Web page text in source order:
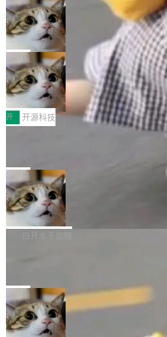
现实 过去两年，CIO们的焦虑清单上多了
一是如何让大模型和智能体应用安全地从
向生产，二是如何让测试团队跟得上AI应
设置，如果用布尔值 + 可空字段来表示
ean 表示是否可切换，nullable 的默认模
色方案、深色方案——会产生大量无意义
合。方案缺了、配置冲突了、全 null 了。
哪些组合有效，作者说，你得靠"文档、校
者部落知识"。 换个写法。Rust 的 enum
变体：Switchable...
个"AI 知识库 + 聊天机器人"——每个大厂
做，没什么新鲜的。 但 Kenton Varda 在
r 上把事情说清楚了： 今天我们发布了
re OS，一个带连接器的聊天机器人，跟
有科技公司做的一样。只不过，实际上它
样。这是 Sandstorm.io 的重制版，我十
那个创业公司。不同的是，这次它构建在
lare Workers 上——我花了九年时间搭建
——并且深度集成了 AI。这基本上是我十
Deno 团队开源 Celld，可自托管的分
布式 Durable Objects
Ryan Dahl 领导的 Deno 团队推出了最新
目 Celld，一个能在自己机器上运行
Workers 和 Durable Objects 的守护进程
计思路很直接：每个对象是一个独立的
数据库，按名称寻址，复制到你自己的
存储库里。节点之间只通过这个存储库
没有控制平面，没有共识协议。每个对象
个小型数据库，应用天然按分片构建，单
库的竞争和爆炸半径问题在设计层面就被
了。 闲置的 cell 会休眠到几乎不占资源
l 迁移或唤醒时，新宿主从 S3 恢复
库继续执行。存储库是持久化的唯一真相...
局
鲁大师7月新机性能/流畅/AI榜：vivo
性能、流畅双第一，三星Galaxy Z系列
新折叠缺席
2026年7月的手机市场，由于存储等硬件
增，手机厂商的日子也不好过啊，新机速
放缓，因此硝烟味淡了许多。新机参数规
高价的三星折叠（三星Galaxy Z Fold8
Fold8 / Z Flip8）外，其余要么是中低端
例如iQOO Z11i、REDMI Note 17、
te 17 Pro、OPPO K15，要么是vivo
样的次旗舰。 Galaxy Z Fold8 Ultra / Z
Z Flip8三款折叠屏新机均在7月22日发布
部搭载骁龙8 Elite Gen5 for Galaxy，它
开 开源科技
Zed 编辑器团队发布了新项目
个在 git commit 之间记录每一次编辑操
本控制系统。目前处于 Early Access 阶
ltaDB 的核心思路直接写在 landing page
眼的位置：「Software is made between
mits」——软件是在 commit 之间写出来
是把这段空隙补上。 回退到任何一次编辑
aDB 捕获 commit 之间的每一次操作，...
局
SpaceXAI 单季资本开支达 183 亿美元
根据风险投资人Tomer Tunguz 博客（VC
析）披露的最新分析与第二季度业绩报告
微软同期总资本开支的四成。 与亚马逊、
bet、微软以及 Meta 等传统科技巨头相比
ceXAI的资金消耗速度尤为引人瞩目。然而
撑庞大支出的资金来源却呈现出截然不同
白开水不加糖
一个在终端里运行的编程 agent；Muse
1.2，驱动这个 agent 的新模型。一句话概
你可以用 curl -fsSL https://dev.meta.ai/
局
美团开源 LoHoSearch，用知识图谱校
准 AI 能力认知